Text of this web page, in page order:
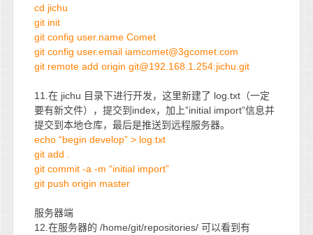
cd jichu
git init
git config user.name Comet
git config user.email iamcomet@3gcomet.com
git remote add origin git@192.168.1.254:jichu.git
11.在 jichu 目录下进行开发，这里新建了 log.txt（一定
要有新文件），提交到index，加上”initial import”信息并
提交到本地仓库，最后是推送到远程服务器。
echo “begin develop” > log.txt
git add .
git commit -a -m “initial import”
git push origin master
服务器端
12.在服务器的 /home/git/repositories/ 可以看到有